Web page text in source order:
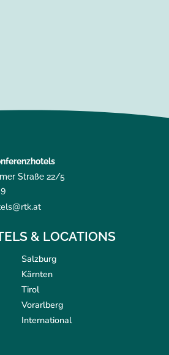
Straße 22/5
& LOCATIONS
Salzburg
Kärnten
Tirol
Vorarlberg
International